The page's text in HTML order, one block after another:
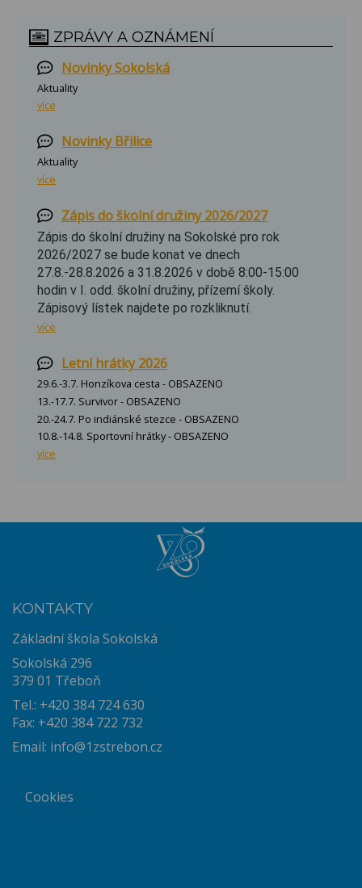
ZPRÁVY A OZNÁMENÍ
Novinky Sokolská
Aktuality
více
Novinky Břilice
Aktuality
více
Zápis do školní družiny 2026/2027
Zápis do školní družiny na Sokolské pro rok
2026/2027 se bude konat ve dnech
27.8.-28.8.2026 a 31.8.2026 v době 8:00-15:00
hodin v I. odd. školní družiny, přízemí školy.
Zápisový lístek najdete po rozkliknutí.
více
Letní hrátky 2026
29.6.-3.7. Honzíkova cesta - OBSAZENO
13.-17.7. Survivor - OBSAZENO
20.-24.7. Po indiánské stezce - OBSAZENO
10.8.-14.8. Sportovní hrátky - OBSAZENO
více
KONTAKTY
Základní škola Sokolská
Sokolská 296
379 01 Třeboň
Tel.: +420 384 724 630
Fax: +420 384 722 732
Email: info@1zstrebon.cz
Cookies